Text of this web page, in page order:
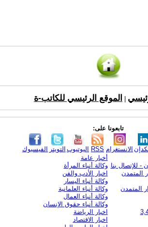
الموقع الرئيسي للكاتب-ة
تابعونا على:
الفيسبوك التويتر اليوتيوب RSS الانستغرام
- للإتصال بنا
المتمدن
المتمدن
أخبار عامة
وكالة أنباء المرأة
اخبار الأدب والفن
وكالة أنباء اليسار
وكالة أنباء العلمانية
وكالة أنباء العمال
وكالة أنباء حقوق الإنسان
اخبار الرياضة
اخبار الاقتصاد